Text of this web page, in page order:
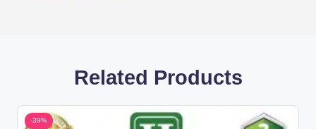
Related Products
-39%